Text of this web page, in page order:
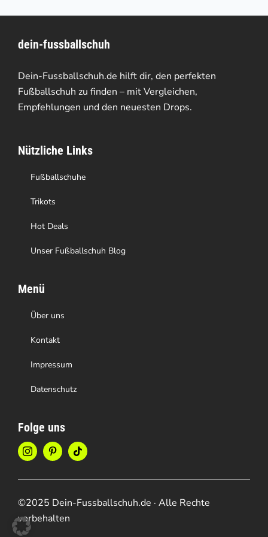
auf.
Die
Optionen
können
der
Produktseite
gewählt
werden
dein-fussballschuh
Dein-Fussballschuh.de hilft dir, den perfekten
Fußballschuh zu finden – mit Vergleichen,
Empfehlungen und den neuesten Drops.
Nützliche Links
Fußballschuhe
Trikots
Hot Deals
Unser Fußballschuh Blog
Menü
Über uns
Kontakt
Impressum
Datenschutz
Folge uns
©2025 Dein-Fussballschuh.de · Alle Rechte
vorbehalten